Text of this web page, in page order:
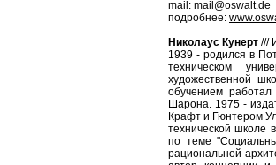
mail: mail@oswalt.de
подробнее:
Николаус Кунерт ///
1939 - родился в
техническом
художественной
обучением
Шарона. 1975 -
Крафт и Гюнтером
технической школе
по теме
рациональной